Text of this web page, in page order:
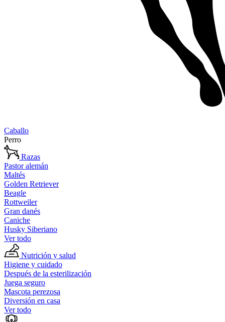
Caballo
Perro
Razas
Pastor alemán
Maltés
Golden Retriever
Beagle
Rottweiler
Gran danés
Caniche
Husky Siberiano
Ver todo
Nutrición y salud
Higiene y cuidado
Después de la esterilización
Juega seguro
Mascota perezosa
Diversión en casa
Ver todo